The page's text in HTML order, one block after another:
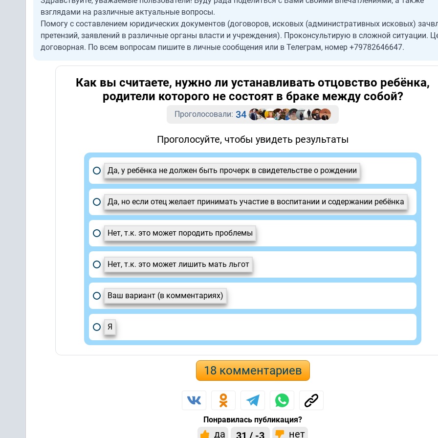
взглядами на различные актуальные вопросы.
Помогу с составлением юридических документов (договоров, исковых (административных исковых)
претензий, заявлений в различные органы власти и учреждения). Проконсультирую в сложной ситуации.
договорная. По всем вопросам пишите в личные сообщения или в Телеграм, номер +79782646647.
Как вы считаете, нужно ли устанавливать отцовство ребёнка,
родители которого не состоят в браке между собой?
Проголосовали: 34
Проголосуйте, чтобы увидеть результаты
Да, у ребёнка не должен быть прочерк в свидетельстве о рождении
Да, но если отец желает принимать участие в воспитании и содержании ребёнка
Нет, т.к. это может породить проблемы
Нет, т.к. это может лишить мать льгот
Ваш вариант (в комментариях)
Я
18 комментариев
Понравилась публикация?
да 31 / -3 нет